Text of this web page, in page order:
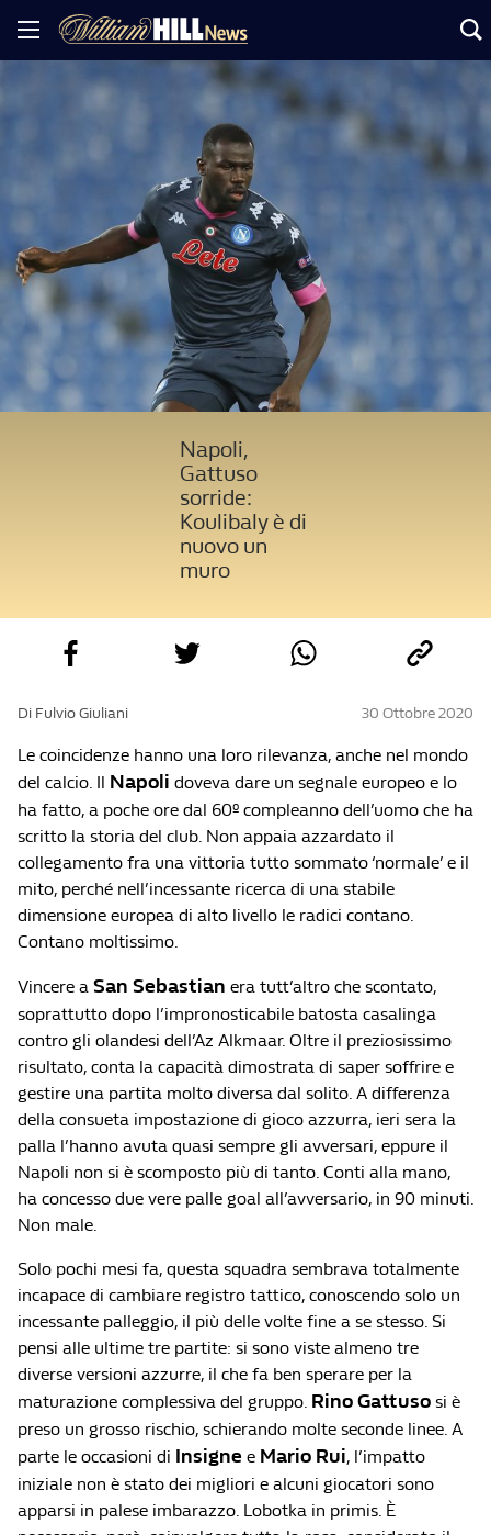
Napoli,
Gattuso
sorride:
Koulibaly è di
nuovo un
muro
Di Fulvio Giuliani 30 Ottobre 2020
Le coincidenze hanno una loro rilevanza, anche nel mondo
del calcio. Il Napoli doveva dare un segnale europeo e lo
ha fatto, a poche ore dal 60º compleanno dell’uomo che ha
scritto la storia del club. Non appaia azzardato il
collegamento fra una vittoria tutto sommato ‘normale’ e il
mito, perché nell’incessante ricerca di una stabile
dimensione europea di alto livello le radici contano.
Contano moltissimo.
Vincere a San Sebastian era tutt’altro che scontato,
soprattutto dopo l’impronosticabile batosta casalinga
contro gli olandesi dell’Az Alkmaar. Oltre il preziosissimo
risultato, conta la capacità dimostrata di saper soffrire e
gestire una partita molto diversa dal solito. A differenza
della consueta impostazione di gioco azzurra, ieri sera la
palla l’hanno avuta quasi sempre gli avversari, eppure il
Napoli non si è scomposto più di tanto. Conti alla mano,
ha concesso due vere palle goal all’avversario, in 90 minuti.
Non male.
Solo pochi mesi fa, questa squadra sembrava totalmente
incapace di cambiare registro tattico, conoscendo solo un
incessante palleggio, il più delle volte fine a se stesso. Si
pensi alle ultime tre partite: si sono viste almeno tre
diverse versioni azzurre, il che fa ben sperare per la
maturazione complessiva del gruppo. Rino Gattuso si è
preso un grosso rischio, schierando molte seconde linee. A
parte le occasioni di Insigne e Mario Rui, l’impatto
iniziale non è stato dei migliori e alcuni giocatori sono
apparsi in palese imbarazzo. Lobotka in primis. È